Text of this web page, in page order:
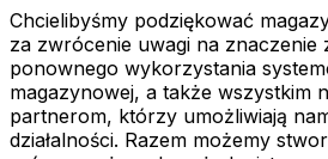
Chcielibyśmy podziękować
za zwrócenie uwagi na znaczenie
ponownego wykorzystania
magazynowej, a także wszystkim
partnerom, którzy umożliwiają
działalności. Razem możemy